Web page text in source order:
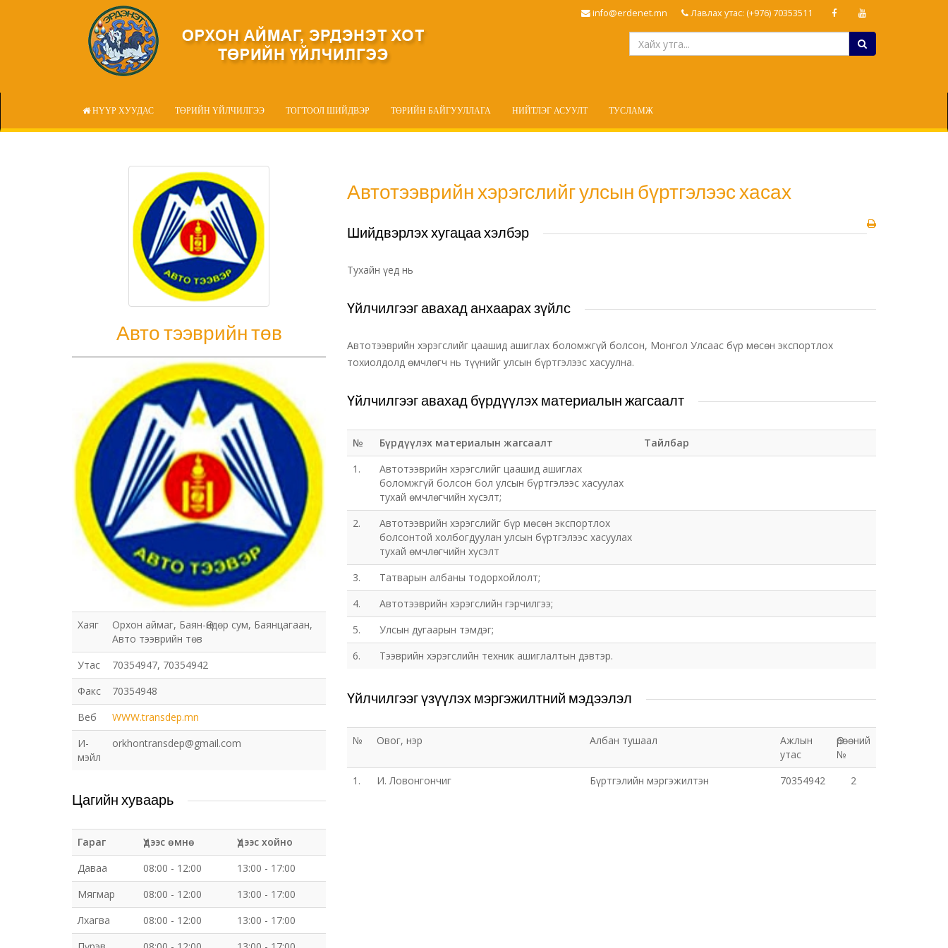
info@erdenet.mn Лавлах утас: (+976) 70353511
НҮҮР ХУУДАС ТӨРИЙН ҮЙЛЧИЛГЭЭ ТОГТООЛ ШИЙДВЭР ТӨРИЙН БАЙГУУЛЛАГА НИЙТЛЭГ АСУУЛТ ТУСЛАМЖ
Авто тээврийн төв
Хаяг
Орхон аймаг, Баян-Өндөр сум, Баянцагаан,
Авто тээврийн төв
Утас
70354947, 70354942
Факс
70354948
Веб
WWW.transdep.mn
И-
мэйл
orkhontransdep@gmail.com
Цагийн хуваарь
Гараг Үдээс өмнө
Үдээс хойно
Даваа
08:00 - 12:00
13:00 - 17:00
Мягмар
08:00 - 12:00
13:00 - 17:00
Лхагва
08:00 - 12:00
13:00 - 17:00
Автотээврийн хэрэгслийг улсын бүртгэлээс хасах
Шийдвэрлэх хугацаа хэлбэр
Тухайн үед нь
Үйлчилгээг авахад анхаарах зүйлс
Автотээврийн хэрэгслийг цаашид ашиглах боломжгүй болсон, Монгол Улсаас бүр мөсөн экспортлох
тохиолдолд өмчлөгч нь түүнийг улсын бүртгэлээс хасуулна.
Үйлчилгээг авахад бүрдүүлэх материалын жагсаалт
№ Бүрдүүлэх материалын жагсаалт
Тайлбар
1.
Автотээврийн хэрэгслийг цаашид ашиглах
боломжгүй болсон бол улсын бүртгэлээс хасуулах
тухай өмчлөгчийн хүсэлт;
2.
Автотээврийн хэрэгслийг бүр мөсөн экспортлох
болсонтой холбогдуулан улсын бүртгэлээс хасуулах
тухай өмчлөгчийн хүсэлт
3.
Татварын албаны тодорхойлолт;
4.
Автотээврийн хэрэгслийн гэрчилгээ;
5.
Улсын дугаарын тэмдэг;
6.
Тээврийн хэрэгслийн техник ашиглалтын дэвтэр.
Үйлчилгээг үзүүлэх мэргэжилтний мэдээлэл
№ Овог, нэр Албан тушаал
Ажлын
утас
Өрөөний
№
1.
И. Ловонгончиг Бүртгэлийн мэргэжилтэн 70354942 2